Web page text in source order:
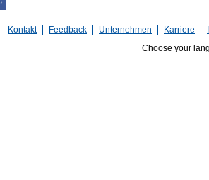
Kontakt Feedback Unternehmen Karriere
Choose your